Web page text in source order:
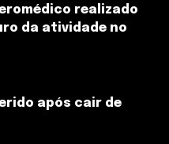
realizado
da atividade no
após cair de